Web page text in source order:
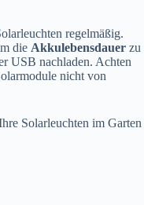
regelmäßig.
die Akkulebensdauer zu
USB nachladen. Achten
nicht von
Solarleuchten im Garten